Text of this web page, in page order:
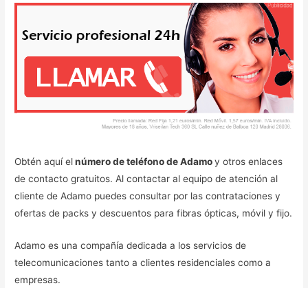
Obtén aquí elnúmero de teléfono de Adamoy otros enlaces
de contacto gratuitos. Al contactar al equipo de atención al
cliente de Adamo puedes consultar por las contrataciones y
ofertas de packs y descuentos para fibras ópticas, móvil y fijo.
Adamo es una compañía dedicada a los servicios de
telecomunicaciones tanto a clientes residenciales como a
empresas.